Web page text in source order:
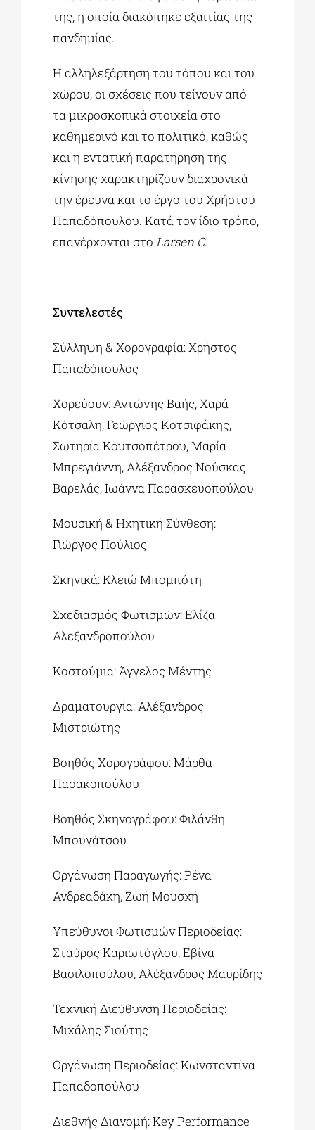
της, η οποία διακόπηκε εξαιτίας της
πανδημίας.
Η αλληλεξάρτηση του τόπου και του
χώρου, οι σχέσεις που τείνουν από
τα μικροσκοπικά στοιχεία στο
καθημερινό και το πολιτικό, καθώς
και η εντατική παρατήρηση της
κίνησης χαρακτηρίζουν διαχρονικά
την έρευνα και το έργο του Χρήστου
Παπαδόπουλου. Κατά τον ίδιο τρόπο,
επανέρχονται στο Larsen C.
Συντελεστές
Σύλληψη & Χορογραφία: Χρήστος
Παπαδόπουλος
Χορεύουν: Αντώνης Βαής, Χαρά
Κότσαλη, Γεώργιος Κοτσιφάκης,
Σωτηρία Κουτσοπέτρου, Μαρία
Μπρεγιάννη, Αλέξανδρος Νούσκας
Βαρελάς, Ιωάννα Παρασκευοπούλου
Μουσική & Ηχητική Σύνθεση:
Γιώργος Πούλιος
Σκηνικά: Κλειώ Μπομπότη
Σχεδιασμός Φωτισμών: Ελίζα
Αλεξανδροπούλου
Κοστούμια: Άγγελος Μέντης
Δραματουργία: Αλέξανδρος
Μιστριώτης
Βοηθός Χορογράφου: Μάρθα
Πασακοπούλου
Βοηθός Σκηνογράφου: Φιλάνθη
Μπουγάτσου
Οργάνωση Παραγωγής: Ρένα
Ανδρεαδάκη, Ζωή Μουσχή
Υπεύθυνοι Φωτισμών Περιοδείας:
Σταύρος Καριωτόγλου, Εβίνα
Βασιλοπούλου, Αλέξανδρος Μαυρίδης
Τεχνική Διεύθυνση Περιοδείας:
Μιχάλης Σιούτης
Οργάνωση Περιοδείας: Κωνσταντίνα
Παπαδοπούλου
Διεθνής Διανομή: Key Performance